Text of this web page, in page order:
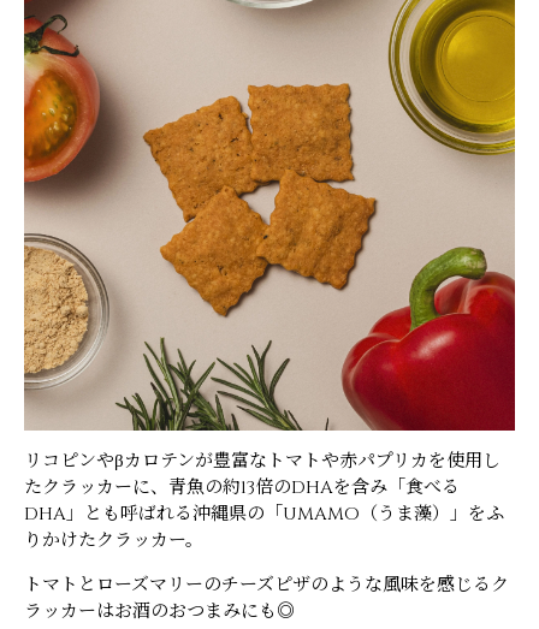
リコピンやβカロテンが豊富なトマトや赤パプリカを使用し
たクラッカーに、青魚の約13倍のDHAを含み「食べる
DHA」とも呼ばれる沖縄県の「UMAMO（うま藻）」をふ
りかけたクラッカー。
トマトとローズマリーのチーズピザのような風味を感じるク
ラッカーはお酒のおつまみにも◎